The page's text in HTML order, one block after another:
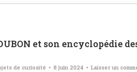
et son encyclopédie
de curiosité 8 juin 2024 Laisser un